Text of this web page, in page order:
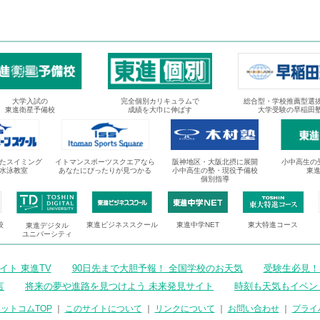
大学入試の
東進衛星予備校
完全個別カリキュラムで
成績を大巾に伸ばす
総合型・学校推薦型選
大学受験の早稲田
スイミング
泳教室
イトマンスポーツスクエアなら
あなたにぴったりが見つかる
阪神地区・大阪北摂に展開
小中高生の塾・現役予備校
個別指導
小中高生の
東
東進デジタル
ユニバーシティ
東進ビジネススクール 東進中学NET 東大特進コース
ト 東進TV 90日先まで大胆予報！ 全国学校のお天気
受験生必見
将来の夢や進路を見つけよう 未来発見サイト 時刻も天気もイベ
トコムTOP｜ このサイトについて リンクについて お問い合わせ｜ プラ